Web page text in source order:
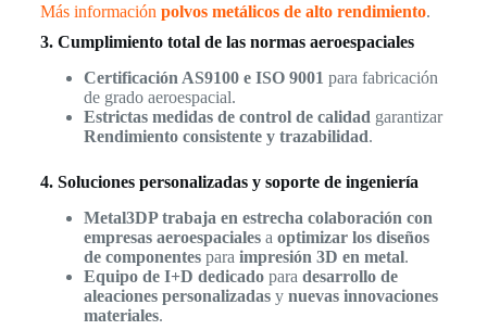
Más información polvos metálicos de alto rendimiento.
3. Cumplimiento total de las normas aeroespaciales
Certificación AS9100 e ISO 9001 para fabricación
de grado aeroespacial.
Estrictas medidas de control de calidad garantizar
Rendimiento consistente y trazabilidad.
4. Soluciones personalizadas y soporte de ingeniería
Metal3DP trabaja en estrecha colaboración con
empresas aeroespacialesa optimizar los diseños
de componentespara impresión 3D en metal.
Equipo de I+D dedicadopara desarrollo de
aleaciones personalizadasy nuevas innovaciones
materiales.